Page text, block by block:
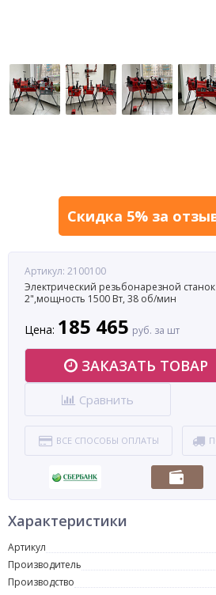
Скидка 5% за
Артикул: 2100100
Электрический резьбонарезной
2",мощность 1500 Вт, 38 об/мин
Цена: 185 465 руб. за шт
ЗАКАЗАТЬ ТОВАР
Сравнить
ВСЕ СПОСОБЫ ОПЛАТЫ
Характеристики
Артикул
Производитель
Производство